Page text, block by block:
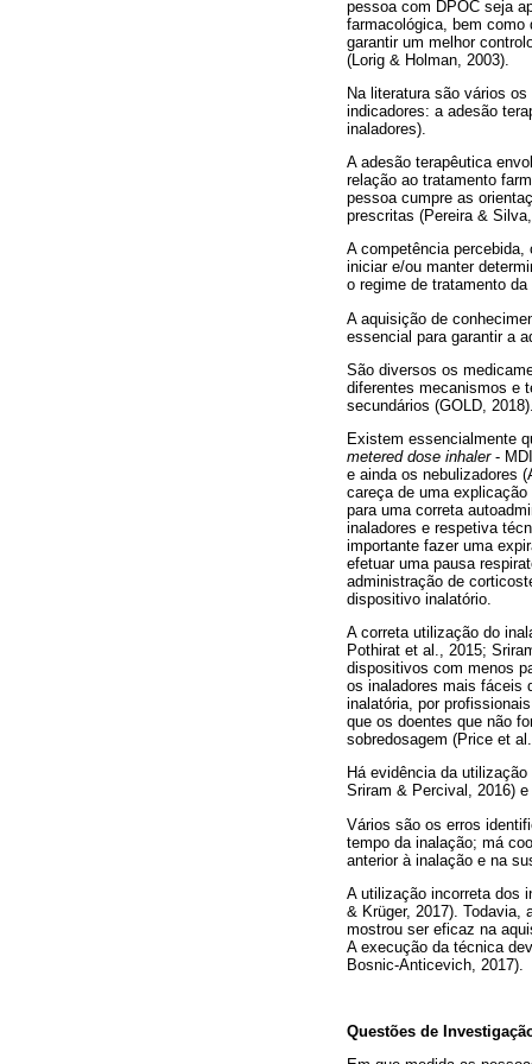
pessoa com DPOC seja
farmacológica, bem como
garantir um melhor
(Lorig & Holman, 2003).
Na literatura são vários
indicadores: a adesão
inaladores).
A adesão terapêutica
relação ao tratamento
pessoa cumpre as
prescritas (Pereira &
A competência
iniciar e/ou manter
o regime de tratamento da
A aquisição de
essencial para garantir a
São diversos os
diferentes mecanismos e
secundários (GOLD,
Existem essencialmente
metered dose inhaler-
e ainda os nebulizadores
careça de uma
para uma correta
inaladores e respetiva
importante fazer uma
efetuar uma pausa
administração de
dispositivo inalatório.
A correta utilização do
Pothirat et al., 2015;
dispositivos com menos
os inaladores mais fáceis
inalatória, por
que os doentes que não
sobredosagem (Price et
Há evidência da
Sriram & Percival, 2016)
Vários são os erros
tempo da inalação; má
anterior à inalação e na
A utilização incorreta dos
& Krüger, 2017). Todavia,
mostrou ser eficaz na
A execução da técnica
Bosnic-Anticevich, 2017).
Questões de